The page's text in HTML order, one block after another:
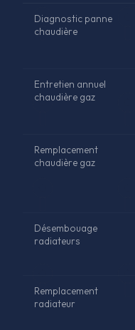
Diagnostic panne
chaudière
Entretien annuel
chaudière gaz
Remplacement
chaudière gaz
Désembouage
radiateurs
Remplacement
radiateur